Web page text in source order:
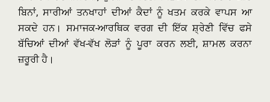
ਬਿਨਾਂ, ਸਾਰੀਆਂ ਤਨਖਾਹਾਂ ਦੀਆਂ ਕੈਦਾਂ ਨੂੰ ਖਤਮ ਕਰਕੇ ਵਾਪਸ ਆ
ਸਕਦੇ ਹਨ। ਸਮਾਜਕ-ਆਰਥਿਕ ਵਰਗ ਦੀ ਇੱਕ ਸ਼੍ਰੇਣੀ ਵਿੱਚ ਫਸੇ
ਬੱਚਿਆਂ ਦੀਆਂ ਵੱਖ-ਵੱਖ ਲੋੜਾਂ ਨੂੰ ਪੂਰਾ ਕਰਨ ਲਈ, ਸ਼ਾਮਲ ਕਰਨਾ
ਜ਼ਰੂਰੀ ਹੈ।